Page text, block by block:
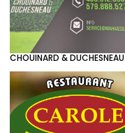
CHOUINARD & DUCHESNEAU